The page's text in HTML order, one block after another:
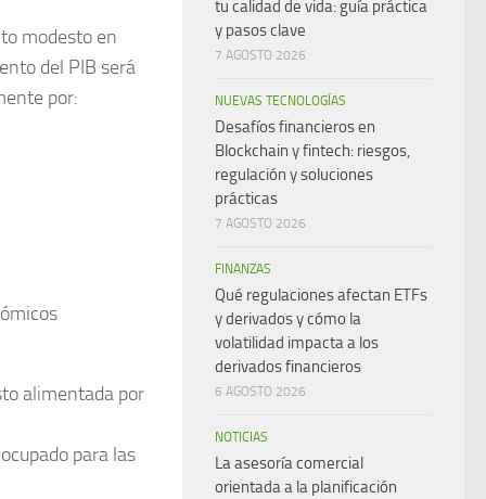
modesto en
del PIB será
por:
alimentada por
para las
tu calidad de vida: guía práctica
y pasos clave
7 AGOSTO 2026
NUEVAS TECNOLOGÍAS
Desafíos financieros en
Blockchain y fintech: riesgos,
regulación y soluciones
prácticas
7 AGOSTO 2026
FINANZAS
Qué regulaciones afectan ETFs
y derivados y cómo la
volatilidad impacta a los
derivados financieros
6 AGOSTO 2026
NOTICIAS
La asesoría comercial
orientada a la planificación